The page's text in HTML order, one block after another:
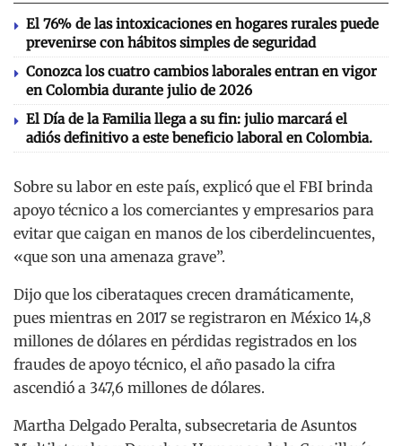
El 76% de las intoxicaciones en hogares rurales puede
prevenirse con hábitos simples de seguridad
Conozca los cuatro cambios laborales entran en vigor
en Colombia durante julio de 2026
El Día de la Familia llega a su fin: julio marcará el
adiós definitivo a este beneficio laboral en Colombia.
Sobre su labor en este país, explicó que el FBI brinda
apoyo técnico a los comerciantes y empresarios para
evitar que caigan en manos de los ciberdelincuentes,
«que son una amenaza grave”.
Dijo que los ciberataques crecen dramáticamente,
pues mientras en 2017 se registraron en México 14,8
millones de dólares en pérdidas registrados en los
fraudes de apoyo técnico, el año pasado la cifra
ascendió a 347,6 millones de dólares.
Martha Delgado Peralta, subsecretaria de Asuntos